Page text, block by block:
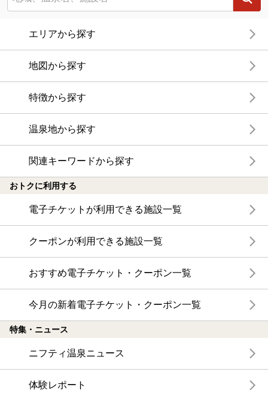
エリアから探す
地図から探す
特徴から探す
温泉地から探す
関連キーワードから探す
おトクに利用する
電子チケットが利用できる施設一覧
クーポンが利用できる施設一覧
おすすめ電子チケット・クーポン一覧
今月の新着電子チケット・クーポン一覧
特集・ニュース
ニフティ温泉ニュース
体験レポート